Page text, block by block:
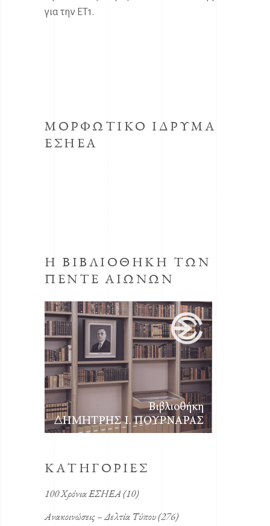
για την ΕΤ1.
ΜΟΡΦΩΤΙΚΟ ΙΔΡΥΜΑ
ΕΣΗΕΑ
Η ΒΙΒΛΙΟΘΗΚΗ ΤΩΝ
ΠΕΝΤΕ ΑΙΩΝΩΝ
KΑΤΗΓΟΡΙΕΣ
100 Χρόνια ΕΣΗΕΑ(10)
Ανακοινώσεις – Δελτία Τύπου(276)